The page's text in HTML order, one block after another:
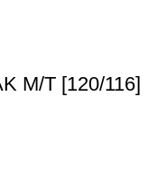
M/T [120/116]